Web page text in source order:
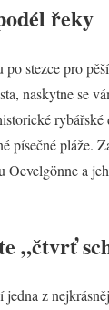
řeky
po stezce pro
naskytne se
rybářské
písečné pláže.
Oevelgönne a
„čtvrť
jedna z